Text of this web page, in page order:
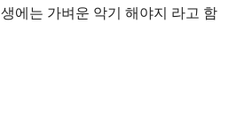
에는 가벼운 악기 해야지 라고 함